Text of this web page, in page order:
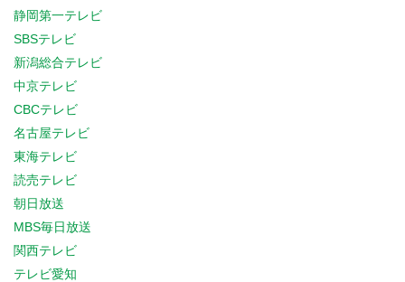
静岡第一テレビ
SBSテレビ
新潟総合テレビ
中京テレビ
CBCテレビ
名古屋テレビ
東海テレビ
読売テレビ
朝日放送
MBS毎日放送
関西テレビ
テレビ愛知